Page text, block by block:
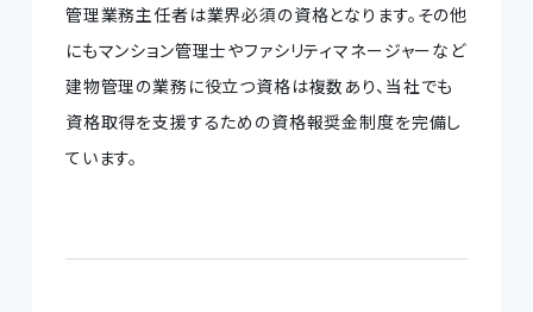
管理業務主任者は業界必須の資格となります。その他
にもマンション管理士やファシリティマネージャーなど
建物管理の業務に役立つ資格は複数あり、当社でも
資格取得を支援するための資格報奨金制度を完備し
ています。